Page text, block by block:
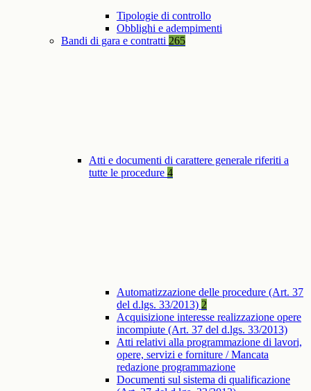
Tipologie di controllo
Obblighi e adempimenti
Bandi di gara e contratti 265
Atti e documenti di carattere generale riferiti a
tutte le procedure 4
Automatizzazione delle procedure (Art. 37
del d.lgs. 33/2013) 2
Acquisizione interesse realizzazione opere
incompiute (Art. 37 del d.lgs. 33/2013)
Atti relativi alla programmazione di lavori,
opere, servizi e forniture / Mancata
redazione programmazione
Documenti sul sistema di qualificazione